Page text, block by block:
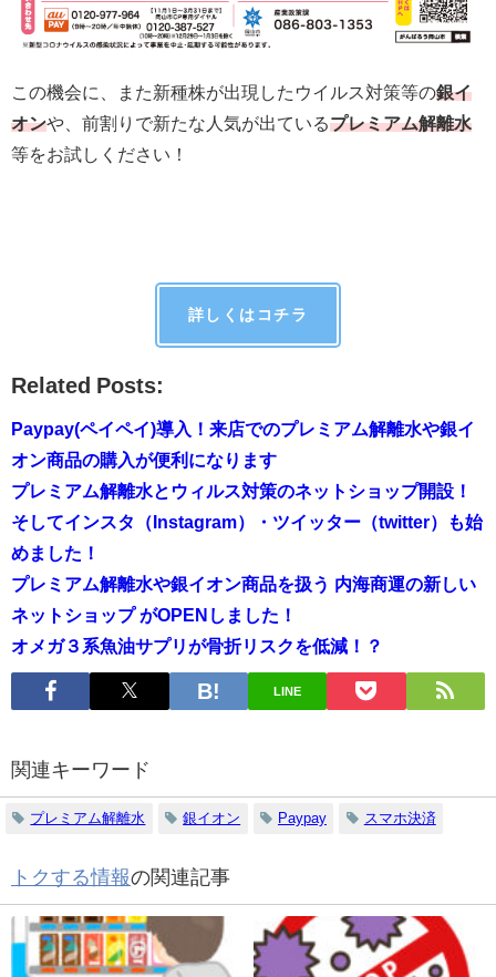
この機会に、また新種株が出現したウイルス対策等の銀イ
オンや、前割りで新たな人気が出ているプレミアム解離水
等をお試しください！
詳しくはコチラ
Related Posts:
Paypay(ペイペイ)導入！来店でのプレミアム解離水や銀イ
オン商品の購入が便利になります
プレミアム解離水とウィルス対策のネットショップ開設！
そしてインスタ（Instagram）・ツイッター（twitter）も始
めました！
プレミアム解離水や銀イオン商品を扱う 内海商運の新しい
ネットショップ がOPENしました！
オメガ３系魚油サプリが骨折リスクを低減！？
LINE
関連キーワード
プレミアム解離水 銀イオン Paypay スマホ決済
トクする情報の関連記事